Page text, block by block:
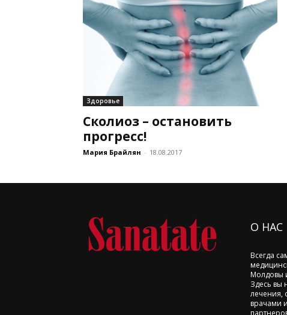
Здоровье
Сколиоз – остановить
прогресс!
Мария Брайлян - 18.08.2017
О НАС
Всегда
Молдовы
Здесь вы
лечения,
врачами